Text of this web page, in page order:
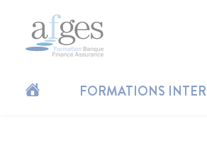
FORMATIONS INTER